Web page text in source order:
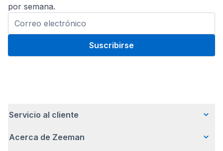
por semana.
Suscribirse
Servicio al cliente
Preguntas frecuentes
Acerca de Zeeman